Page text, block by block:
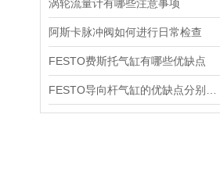
涡轮流量计有哪些注意事项
阿斯卡脉冲阀如何进行日常检查
FESTO费斯托气缸有哪些优缺点